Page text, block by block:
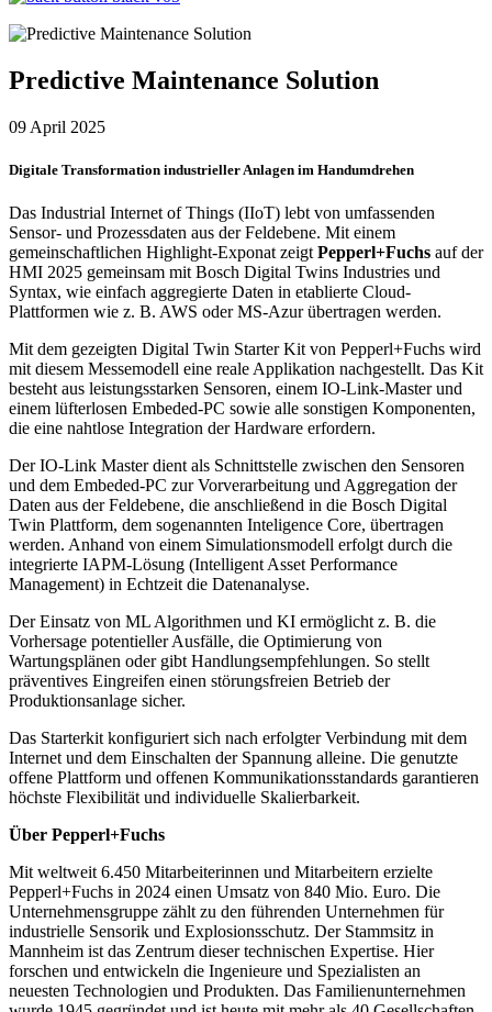
Predictive Maintenance Solution
09 April 2025
Digitale Transformation industrieller Anlagen im Handumdrehen
Das Industrial Internet of Things (IIoT) lebt von umfassenden
Sensor- und Prozessdaten aus der Feldebene. Mit einem
gemeinschaftlichen Highlight-Exponat zeigt Pepperl+Fuchs auf der
HMI 2025 gemeinsam mit Bosch Digital Twins Industries und
Syntax, wie einfach aggregierte Daten in etablierte Cloud-
Plattformen wie z. B. AWS oder MS-Azur übertragen werden.
Mit dem gezeigten Digital Twin Starter Kit von Pepperl+Fuchs wird
mit diesem Messemodell eine reale Applikation nachgestellt. Das Kit
besteht aus leistungsstarken Sensoren, einem IO-Link-Master und
einem lüfterlosen Embeded-PC sowie alle sonstigen Komponenten,
die eine nahtlose Integration der Hardware erfordern.
Der IO-Link Master dient als Schnittstelle zwischen den Sensoren
und dem Embeded-PC zur Vorverarbeitung und Aggregation der
Daten aus der Feldebene, die anschließend in die Bosch Digital
Twin Plattform, dem sogenannten Inteligence Core, übertragen
werden. Anhand von einem Simulationsmodell erfolgt durch die
integrierte IAPM-Lösung (Intelligent Asset Performance
Management) in Echtzeit die Datenanalyse.
Der Einsatz von ML Algorithmen und KI ermöglicht z. B. die
Vorhersage potentieller Ausfälle, die Optimierung von
Wartungsplänen oder gibt Handlungsempfehlungen. So stellt
präventives Eingreifen einen störungsfreien Betrieb der
Produktionsanlage sicher.
Das Starterkit konfiguriert sich nach erfolgter Verbindung mit dem
Internet und dem Einschalten der Spannung alleine. Die genutzte
offene Plattform und offenen Kommunikationsstandards garantieren
höchste Flexibilität und individuelle Skalierbarkeit.
Über Pepperl+Fuchs
Mit weltweit 6.450 Mitarbeiterinnen und Mitarbeitern erzielte
Pepperl+Fuchs in 2024 einen Umsatz von 840 Mio. Euro. Die
Unternehmensgruppe zählt zu den führenden Unternehmen für
industrielle Sensorik und Explosionsschutz. Der Stammsitz in
Mannheim ist das Zentrum dieser technischen Expertise. Hier
forschen und entwickeln die Ingenieure und Spezialisten an
neuesten Technologien und Produkten. Das Familienunternehmen